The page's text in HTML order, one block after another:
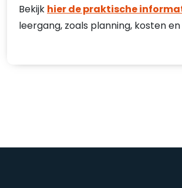
Bekijk hier de praktische
leergang, zoals planning, kosten